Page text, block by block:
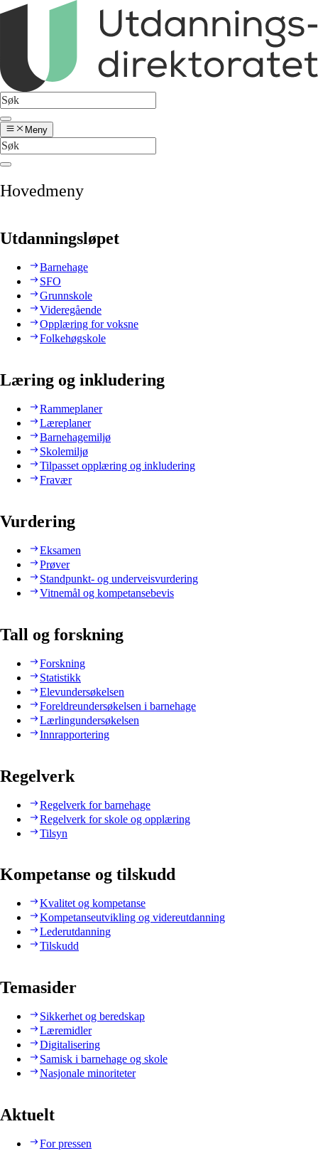
Meny
Hovedmeny
Utdanningsløpet
Barnehage
SFO
Grunnskole
Videregående
Opplæring for voksne
Folkehøgskole
Læring og inkludering
Rammeplaner
Læreplaner
Barnehagemiljø
Skolemiljø
Tilpasset opplæring og inkludering
Fravær
Vurdering
Eksamen
Prøver
Standpunkt- og underveisvurdering
Vitnemål og kompetansebevis
Tall og forskning
Forskning
Statistikk
Elevundersøkelsen
Foreldreundersøkelsen i barnehage
Lærlingundersøkelsen
Innrapportering
Regelverk
Regelverk for barnehage
Regelverk for skole og opplæring
Tilsyn
Kompetanse og tilskudd
Kvalitet og kompetanse
Kompetanseutvikling og videreutdanning
Lederutdanning
Tilskudd
Temasider
Sikkerhet og beredskap
Læremidler
Digitalisering
Samisk i barnehage og skole
Nasjonale minoriteter
Aktuelt
For pressen